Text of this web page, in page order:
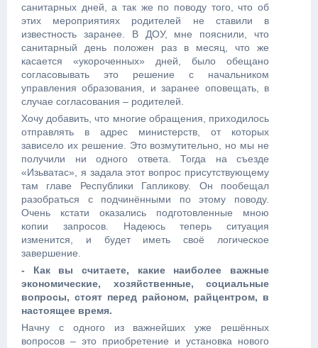
санитарных дней, а так же по поводу того, что об
этих мероприятиях родителей не ставили в
известность заранее. В ДОУ, мне пояснили, что
санитарный день положен раз в месяц, что же
касается «укороченных» дней, было обещано
согласовывать это решение с начальником
управления образования, и заранее оповещать, в
случае согласования – родителей.
Хочу добавить, что многие обращения, приходилось
отправлять в адрес министерств, от которых
зависело их решение. Это возмутительно, но мы не
получили ни одного ответа. Тогда на съезде
«Изьватас», я задала этот вопрос присутствующему
там главе Республики Гапликову. Он пообещал
разобраться с подчинёнными по этому поводу.
Очень кстати оказались подготовленные мною
копии запросов. Надеюсь теперь ситуация
изменится, и будет иметь своё логическое
завершение.
- Как вы считаете, какие наиболее важные
экономические, хозяйственные, социальные
вопросы, стоят перед районом, райцентром, в
настоящее время.
Начну с одного из важнейших уже решённых
вопросов – это приобретение и установка нового